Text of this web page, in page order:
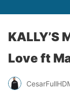
KALLY’S
Love ft